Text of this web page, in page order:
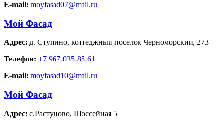
E-mail: moyfasad07@mail.ru
Мой Фасад
Адрес: д. Ступино, коттеджный посёлок Черноморский, 273
Телефон: +7 967-035-85-61
E-mail: moyfasad10@mail.ru
Мой Фасад
Адрес: с.Растуново, Шоссейная 5